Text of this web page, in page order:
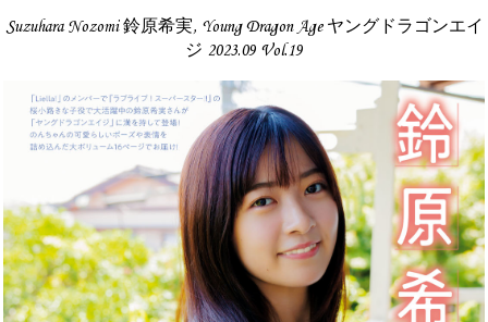
Suzuhara Nozomi 鈴原希実, Young Dragon Age ヤングドラゴンエイ
ジ 2023.09 Vol.19